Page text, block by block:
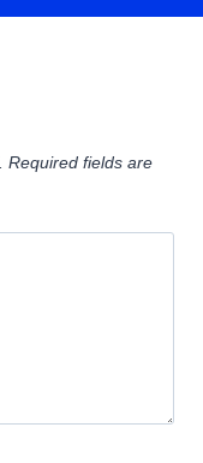
Required fields are